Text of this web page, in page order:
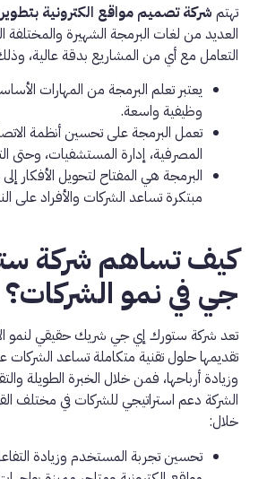
تهتم شركة تصميم مواقع الكترونية
العديد من لغات البرمجة الشهيرة
التعامل مع أي من المشاريع بدقة عالية،
يعتبر تعلم البرمجة من المهارات
وظيفية واسعة.
تعمل البرمجة على تحسين أنظمة
المصرفية، إدارة المستشفيات، وحتى
البرمجة هي المفتاح لتحويل الأفكار
مبتكرة تساعد الشركات والأفراد على
كيف تساهم شركة
جي في نمو الشركات؟
تعد شركة ستورك إي جي شريك حقيقي لنمو
تقديمها حلول تقنية متكاملة تساعد الشركات
وزيادة أرباحها، فمن خلال الخبرة الطويلة
الشركة دعم استراتيجي للشركات في مختلف
خلال:
تحسين تجربة المستخدم وزيادة